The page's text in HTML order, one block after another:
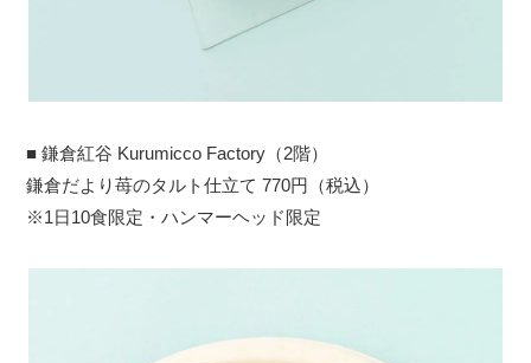
■ 鎌倉紅谷 Kurumicco Factory（2階）
鎌倉だより苺のタルト仕立て 770円（税込）
※1日10食限定・ハンマーヘッド限定